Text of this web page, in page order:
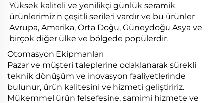
Yüksek kaliteli ve yenilikçi günlük seramik
ürünlerimizin çeşitli serileri vardır ve bu ürünler
Avrupa, Amerika, Orta Doğu, Güneydoğu Asya ve
birçok diğer ülke ve bölgede popülerdir.
Otomasyon Ekipmanları
Pazar ve müşteri taleplerine odaklanarak sürekli
teknik dönüşüm ve inovasyon faaliyetlerinde
bulunur, ürün kalitesini ve hizmeti geliştiririz.
Mükemmel ürün felsefesine, samimi hizmete ve